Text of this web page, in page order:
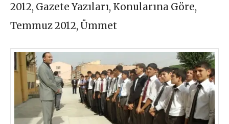
2012, Gazete Yazıları, Konularına Göre,
Temmuz 2012, Ümmet